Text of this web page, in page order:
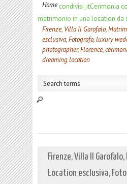
Home condivisi_itCerimonia
matrimonio in una location da
Firenze, Villa Il Garofalo,
esclusiva, Fotografo, luxury
photographer, Florence,
dreaming location
Firenze, Villa Il
Location esclusiva,